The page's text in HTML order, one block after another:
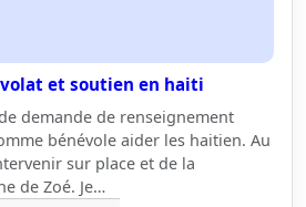
et soutien en haiti
demande de renseignement
bénévole aider les haitien. Au
sur place et de la
de Zoé. Je…